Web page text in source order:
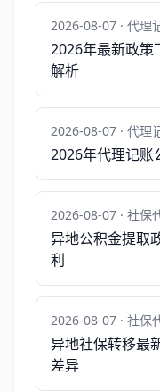
2026-08-07 · 代理
2026年最新政策
解析
2026-08-07 · 代理
2026年代理记账
2026-08-07 · 社保
异地公积金提取
利
2026-08-07 · 社保
异地社保转移最
差异